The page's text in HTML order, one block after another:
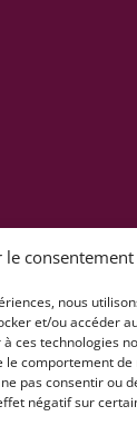
le consentement
nous
et/ou accéder
ces technologies
comportement de
pas consentir ou
négatif sur